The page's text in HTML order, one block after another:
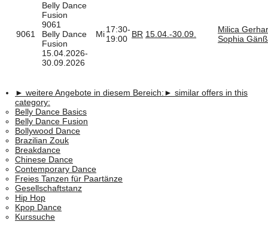
9061
Belly Dance
Fusion
9061
Belly Dance
Fusion
15.04.2026-
30.09.2026
Mi17:30-
19:00 BR 15.04.-30.09.
Milica
Sophia
► weitere Angebote in diesem Bereich:► similar offers in this
category:
Belly Dance Basics
Belly Dance Fusion
Bollywood Dance
Brazilian Zouk
Breakdance
Chinese Dance
Contemporary Dance
Freies Tanzen für Paartänze
Gesellschaftstanz
Hip Hop
Kpop Dance
Kurssuche